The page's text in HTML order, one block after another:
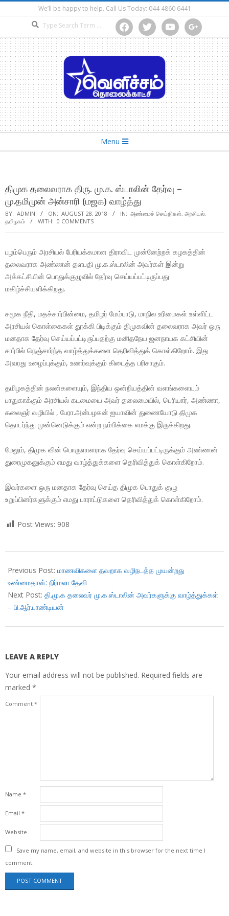
to
We’ll be happy to help. Call Us Today: 044 4860 6441
facebooktwitter youtube google
Menu
திமுக தலைவராக திரு. மு.க. ஸ்டாலின் தேர்வு –
மு.தமிமுன் அன்சாரி (மஜக) வாழ்த்து
BY: ADMIN ON: AUGUST 28, 2018 IN: அண்மைச் செய்திகள், அரசியல்,
தமிழகம்
WITH: 0 COMMENTS
பழம்பெரும் அரசியல் பேரியக்கமான திராவிட முன்னேற்றக் கழகத்தின்
தலைவராக அண்ணன் தளபதி மு.க.ஸ்டாலின் அவர்கள் இன்று
அக்கட்சியின் பொதுக்குழுவில் தேர்வு செய்யப்பட்டிருப்பது
மகிழ்ச்சியளிக்கிறது.
சமூக நீதி, மதச்சார்பின்மை, தமிழர் மேம்பாடு, மாநில உரிமைகள் உள்ளிட்ட
அரசியல் கொள்கைகள் தூக்கி பிடிக்கும் திமுகவின் தலைவராக அவர் ஒரு
மனதாக தேர்வு செய்யப்பட்டிருப்பதற்கு மனிதநேய ஜனநாயக கட்சியின்
சார்பில் நெஞ்சார்ந்த வாழ்த்துக்களை தெரிவித்துக் கொள்கிறோம். இது
அவரது உழைப்புக்கும், உணர்வுக்கும் கிடைத்த பரிசாகும்.
தமிழகத்தின் நலன்களையும், இந்திய ஒன்றியத்தின் வளங்களையும்
பாதுகாக்கும் அரசியல் கடமையை அவர் தலைமையில், பெரியார், அண்ணா,
கலைஞர் வழியில் , பேரா.அன்பழகன் ஐயாவின் துணையோடு திமுக
தொடர்ந்து முன்னெடுக்கும் என்ற நம்பிக்கை எமக்கு இருக்கிறது.
மேலும், திமுக வின் பொருளாளராக தேர்வு செய்யப்பட்டிருக்கும் அண்ணன்
துரைமுகனுக்கும் எமது வாழ்த்துக்களை தெரிவித்துக் கொள்கிறோம்.
இவர்களை ஒரு மனதாக தேர்வு செய்த திமுக பொதுக் குழு
உறுப்பினர்களுக்கும் எமது பாராட்டுகளை தெரிவித்துக் கொள்கிறோம்.
Post Views: 908
08-
28
Previous Post: மாணவிகளை தவறாக வழிநடத்த முயன்றது
உண்மைதான்: நிர்மலா தேவி
Next Post: தி.மு.க தலைவர் மு.க.ஸ்டாலின் அவர்களுக்கு வாழ்த்துக்கள்
– பி.ஆர்.பாண்டியன்
LEAVE A REPLY
Your email address will not be published. Required fields are
marked *
Comment *
Name *
Email *
Website
Save my name, email, and website in this browser for the next time I
comment.